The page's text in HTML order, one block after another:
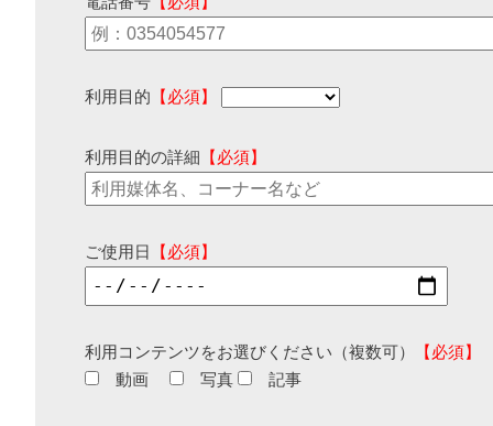
利用目的 【必須】
利用目的の詳細 【必須】
ご使用日 【必須】
利用コンテンツをお選びください（複数可）
【必須】
動画
写真 記事